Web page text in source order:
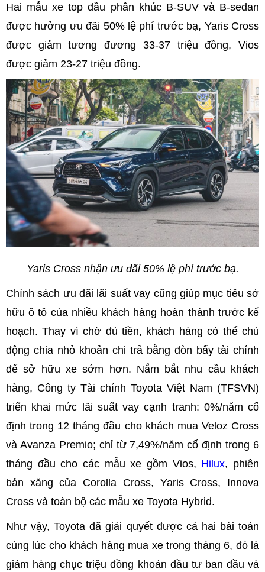
Hai mẫu xe top đầu phân khúc B-SUV và B-sedan
được hưởng ưu đãi 50% lệ phí trước bạ, Yaris Cross
được giảm tương đương 33-37 triệu đồng, Vios
được giảm 23-27 triệu đồng.
Yaris Cross nhận ưu đãi 50% lệ phí trước bạ.
Chính sách ưu đãi lãi suất vay cũng giúp mục tiêu sở
hữu ô tô của nhiều khách hàng hoàn thành trước kế
hoạch. Thay vì chờ đủ tiền, khách hàng có thể chủ
động chia nhỏ khoản chi trả bằng đòn bẩy tài chính
để sở hữu xe sớm hơn. Nắm bắt nhu cầu khách
hàng, Công ty Tài chính Toyota Việt Nam (TFSVN)
triển khai mức lãi suất vay cạnh tranh: 0%/năm cố
định trong 12 tháng đầu cho khách mua Veloz Cross
và Avanza Premio; chỉ từ 7,49%/năm cố định trong 6
tháng đầu cho các mẫu xe gồm Vios, Hilux, phiên
bản xăng của Corolla Cross, Yaris Cross, Innova
Cross và toàn bộ các mẫu xe Toyota Hybrid.
Như vậy, Toyota đã giải quyết được cả hai bài toán
cùng lúc cho khách hàng mua xe trong tháng 6, đó là
giảm hàng chục triệu đồng khoản đầu tư ban đầu và